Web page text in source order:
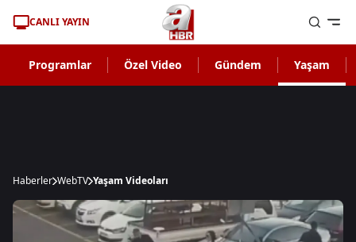
CANLI YAYIN
Programlar Özel Video Gündem Yaşam
Haberler WebTV Yaşam Videoları